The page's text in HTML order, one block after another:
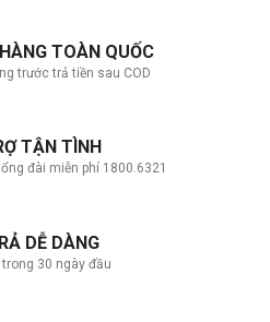
TOÀN QUỐC
trước trả tiền sau COD
TẬN TÌNH
đài miễn phí 1800.6321
DỄ DÀNG
30 ngày đầu